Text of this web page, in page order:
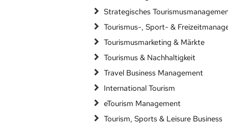
Strategisches
Tourismus-, Sport- &
Tourismusmarketing & Märkte
Tourismus & Nachhaltigkeit
Travel Business Management
International Tourism
eTourism Management
Tourism, Sports & Leisure Business